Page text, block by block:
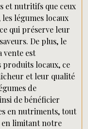
et nutritifs que ceux
légumes locaux
qui préserve leur
De plus, le
vente est
locaux, ce
et leur qualité
de
de bénéficier
en nutriments, tout
en limitant notre